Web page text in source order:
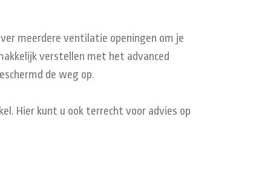
meerdere ventilatie openingen om je
verstellen met het advanced
de weg op.
Hier kunt u ook terrecht voor advies op